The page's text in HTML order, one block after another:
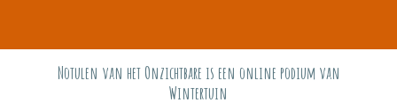
Notulen van het Onzichtbare is een online podium van
Wintertuin